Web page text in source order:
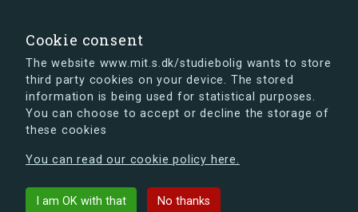
Cookie consent
The website www.mit.s.dk/studiebolig wants to store
third party cookies on your device. The stored
information is being used for statistical purposes.
You can choose to accept or decline the storage of
these cookies
You can read our cookie policy here.
I am OK with that No thanks
s.dk is getting a new look soon. If you're curious, you
can already take a peek at what the new s.dk will look
List buildings Kronborg Kollegiet